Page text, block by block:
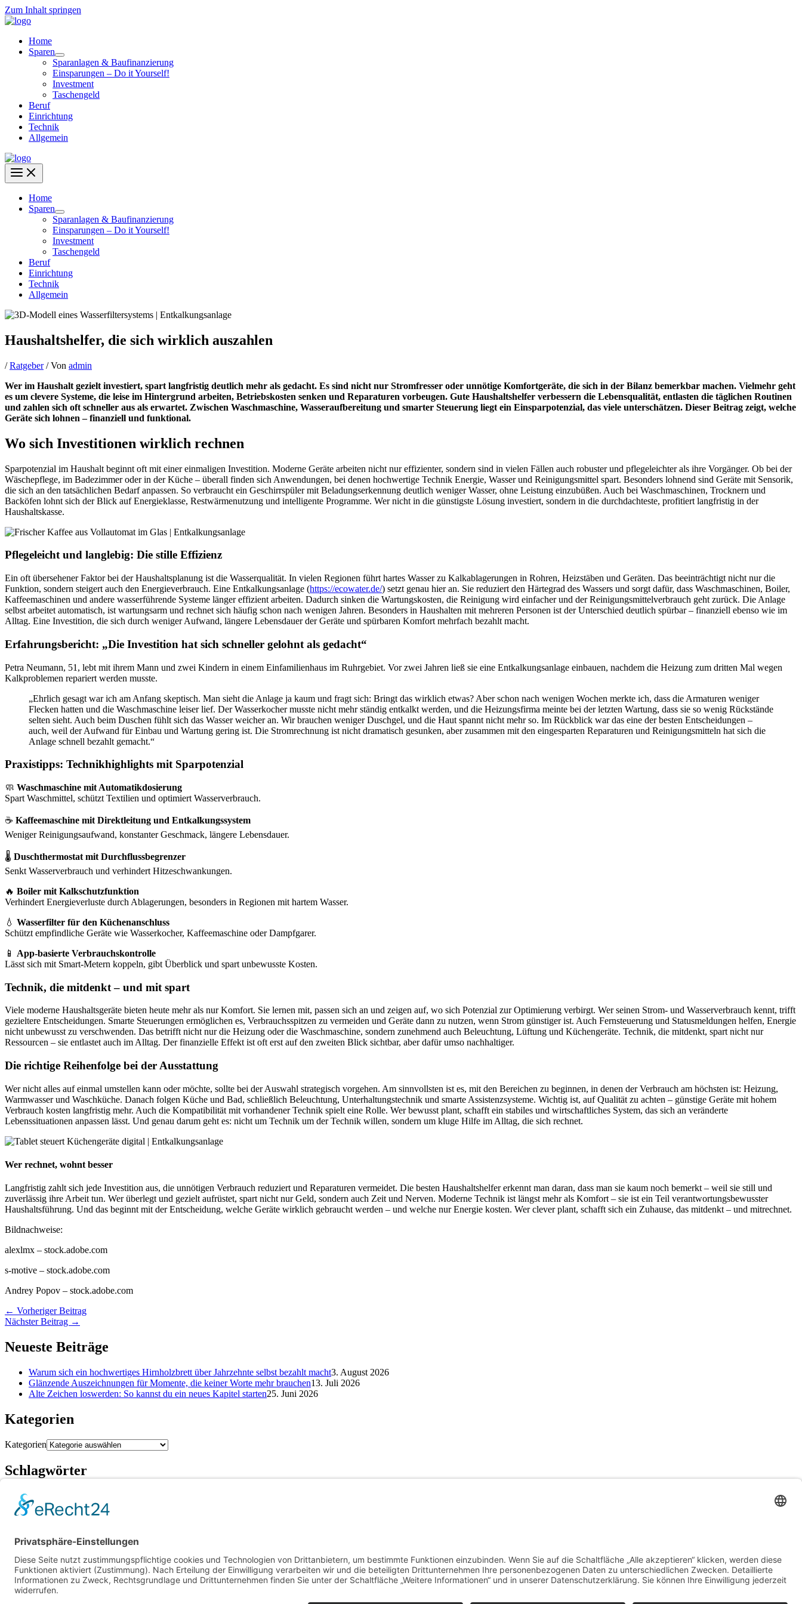
Zum Inhalt springen
Home
Sparen
Sparanlagen & Baufinanzierung
Einsparungen – Do it Yourself!
Investment
Taschengeld
Beruf
Einrichtung
Technik
Allgemein
Home
Sparen
Sparanlagen & Baufinanzierung
Einsparungen – Do it Yourself!
Investment
Taschengeld
Beruf
Einrichtung
Technik
Allgemein
Haushaltshelfer, die sich wirklich auszahlen
/Ratgeber/ Von admin
Wer im Haushalt gezielt investiert, spart langfristig deutlich mehr als gedacht. Es sind nicht nur Stromfresser oder unnötige Komfortgeräte, die sich in der Bilanz bemerkbar machen. Vielmehr geht
es um clevere Systeme, die leise im Hintergrund arbeiten, Betriebskosten senken und Reparaturen vorbeugen. Gute Haushaltshelfer verbessern die Lebensqualität, entlasten die täglichen Routinen
und zahlen sich oft schneller aus als erwartet. Zwischen Waschmaschine, Wasseraufbereitung und smarter Steuerung liegt ein Einsparpotenzial, das viele unterschätzen. Dieser Beitrag zeigt, welche
Geräte sich lohnen – finanziell und funktional.
Wo sich Investitionen wirklich rechnen
Sparpotenzial im Haushalt beginnt oft mit einer einmaligen Investition. Moderne Geräte arbeiten nicht nur effizienter, sondern sind in vielen Fällen auch robuster und pflegeleichter als ihre Vorgänger. Ob bei der
Wäschepflege, im Badezimmer oder in der Küche – überall finden sich Anwendungen, bei denen hochwertige Technik Energie, Wasser und Reinigungsmittel spart. Besonders lohnend sind Geräte mit Sensorik,
die sich an den tatsächlichen Bedarf anpassen. So verbraucht ein Geschirrspüler mit Beladungserkennung deutlich weniger Wasser, ohne Leistung einzubüßen. Auch bei Waschmaschinen, Trocknern und
Backöfen lohnt sich der Blick auf Energieklasse, Restwärmenutzung und intelligente Programme. Wer nicht in die günstigste Lösung investiert, sondern in die durchdachteste, profitiert langfristig in der
Haushaltskasse.
Pflegeleicht und langlebig: Die stille Effizienz
Ein oft übersehener Faktor bei der Haushaltsplanung ist die Wasserqualität. In vielen Regionen führt hartes Wasser zu Kalkablagerungen in Rohren, Heizstäben und Geräten. Das beeinträchtigt nicht nur die
Funktion, sondern steigert auch den Energieverbrauch. Eine Entkalkungsanlage (https://ecowater.de/) setzt genau hier an. Sie reduziert den Härtegrad des Wassers und sorgt dafür, dass Waschmaschinen, Boiler,
Kaffeemaschinen und andere wasserführende Systeme länger effizient arbeiten. Dadurch sinken die Wartungskosten, die Reinigung wird einfacher und der Reinigungsmittelverbrauch geht zurück. Die Anlage
selbst arbeitet automatisch, ist wartungsarm und rechnet sich häufig schon nach wenigen Jahren. Besonders in Haushalten mit mehreren Personen ist der Unterschied deutlich spürbar – finanziell ebenso wie im
Alltag. Eine Investition, die sich durch weniger Aufwand, längere Lebensdauer der Geräte und spürbaren Komfort mehrfach bezahlt macht.
Erfahrungsbericht: „Die Investition hat sich schneller gelohnt als gedacht“
Petra Neumann, 51, lebt mit ihrem Mann und zwei Kindern in einem Einfamilienhaus im Ruhrgebiet. Vor zwei Jahren ließ sie eine Entkalkungsanlage einbauen, nachdem die Heizung zum dritten Mal wegen
Kalkproblemen repariert werden musste.
„Ehrlich gesagt war ich am Anfang skeptisch. Man sieht die Anlage ja kaum und fragt sich: Bringt das wirklich etwas? Aber schon nach wenigen Wochen merkte ich, dass die Armaturen weniger
Flecken hatten und die Waschmaschine leiser lief. Der Wasserkocher musste nicht mehr ständig entkalkt werden, und die Heizungsfirma meinte bei der letzten Wartung, dass sie so wenig Rückstände
selten sieht. Auch beim Duschen fühlt sich das Wasser weicher an. Wir brauchen weniger Duschgel, und die Haut spannt nicht mehr so. Im Rückblick war das eine der besten Entscheidungen –
auch, weil der Aufwand für Einbau und Wartung gering ist. Die Stromrechnung ist nicht dramatisch gesunken, aber zusammen mit den eingesparten Reparaturen und Reinigungsmitteln hat sich die
Anlage schnell bezahlt gemacht.“
Praxistipps: Technikhighlights mit Sparpotenzial
🧼 Waschmaschine mit Automatikdosierung
Spart Waschmittel, schützt Textilien und optimiert Wasserverbrauch.
☕ Kaffeemaschine mit Direktleitung und Entkalkungssystem
Weniger Reinigungsaufwand, konstanter Geschmack, längere Lebensdauer.
🌡️ Duschthermostat mit Durchflussbegrenzer
Senkt Wasserverbrauch und verhindert Hitzeschwankungen.
🔥 Boiler mit Kalkschutzfunktion
Verhindert Energieverluste durch Ablagerungen, besonders in Regionen mit hartem Wasser.
💧 Wasserfilter für den Küchenanschluss
Schützt empfindliche Geräte wie Wasserkocher, Kaffeemaschine oder Dampfgarer.
📱 App-basierte Verbrauchskontrolle
Lässt sich mit Smart-Metern koppeln, gibt Überblick und spart unbewusste Kosten.
Technik, die mitdenkt – und mit spart
Viele moderne Haushaltsgeräte bieten heute mehr als nur Komfort. Sie lernen mit, passen sich an und zeigen auf, wo sich Potenzial zur Optimierung verbirgt. Wer seinen Strom- und Wasserverbrauch kennt, trifft
gezieltere Entscheidungen. Smarte Steuerungen ermöglichen es, Verbrauchsspitzen zu vermeiden und Geräte dann zu nutzen, wenn Strom günstiger ist. Auch Fernsteuerung und Statusmeldungen helfen, Energie
nicht unbewusst zu verschwenden. Das betrifft nicht nur die Heizung oder die Waschmaschine, sondern zunehmend auch Beleuchtung, Lüftung und Küchengeräte. Technik, die mitdenkt, spart nicht nur
Ressourcen – sie entlastet auch im Alltag. Der finanzielle Effekt ist oft erst auf den zweiten Blick sichtbar, aber dafür umso nachhaltiger.
Die richtige Reihenfolge bei der Ausstattung
Wer nicht alles auf einmal umstellen kann oder möchte, sollte bei der Auswahl strategisch vorgehen. Am sinnvollsten ist es, mit den Bereichen zu beginnen, in denen der Verbrauch am höchsten ist: Heizung,
Warmwasser und Waschküche. Danach folgen Küche und Bad, schließlich Beleuchtung, Unterhaltungstechnik und smarte Assistenzsysteme. Wichtig ist, auf Qualität zu achten – günstige Geräte mit hohem
Verbrauch kosten langfristig mehr. Auch die Kompatibilität mit vorhandener Technik spielt eine Rolle. Wer bewusst plant, schafft ein stabiles und wirtschaftliches System, das sich an veränderte
Lebenssituationen anpassen lässt. Und genau darum geht es: nicht um Technik um der Technik willen, sondern um kluge Hilfe im Alltag, die sich rechnet.
Wer rechnet, wohnt besser
Langfristig zahlt sich jede Investition aus, die unnötigen Verbrauch reduziert und Reparaturen vermeidet. Die besten Haushaltshelfer erkennt man daran, dass man sie kaum noch bemerkt – weil sie still und
zuverlässig ihre Arbeit tun. Wer überlegt und gezielt aufrüstet, spart nicht nur Geld, sondern auch Zeit und Nerven. Moderne Technik ist längst mehr als Komfort – sie ist ein Teil verantwortungsbewusster
Haushaltsführung. Und das beginnt mit der Entscheidung, welche Geräte wirklich gebraucht werden – und welche nur Energie kosten. Wer clever plant, schafft sich ein Zuhause, das mitdenkt – und mitrechnet.
Bildnachweise:
alexlmx – stock.adobe.com
s-motive – stock.adobe.com
Andrey Popov – stock.adobe.com
← Vorheriger Beitrag
Nächster Beitrag →
Neueste Beiträge
Warum sich ein hochwertiges Hirnholzbrett über Jahrzehnte selbst bezahlt macht3. August 2026
Glänzende Auszeichnungen für Momente, die keiner Worte mehr brauchen13. Juli 2026
Alte Zeichen loswerden: So kannst du ein neues Kapitel starten25. Juni 2026
Kategorien
Kategorien
Schlagwörter
Baufinanzierung Beratung Beruf cbd online kaufen
Sparen im
Alltag Sparfuchs Sparkonto Tagesgeld
Archiv
Archiv